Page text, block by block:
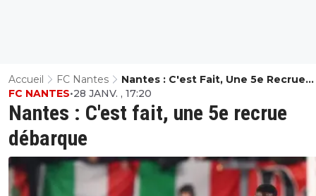
Accueil FC Nantes
Nantes : C'est Fait, Une 5e Recrue
Débarque
Nantes : C'est fait, une 5e recrue
débarque
FC NANTES•28 JANV. , 17:20